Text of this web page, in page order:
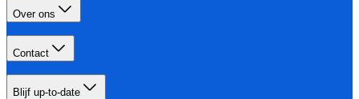
Over ons
Contact
Blijf up-to-date